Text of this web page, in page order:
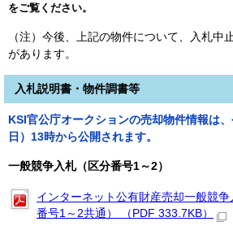
をご覧ください。
（注）今後、上記の物件について、入札中
があります。
入札説明書・物件調書等
KSI官公庁オークションの売却物件情報は
日）13時から公開されます。
一般競争入札（区分番号1～2）
インターネット公有財産売却一般競
番号1～2共通） （PDF 333.7KB）